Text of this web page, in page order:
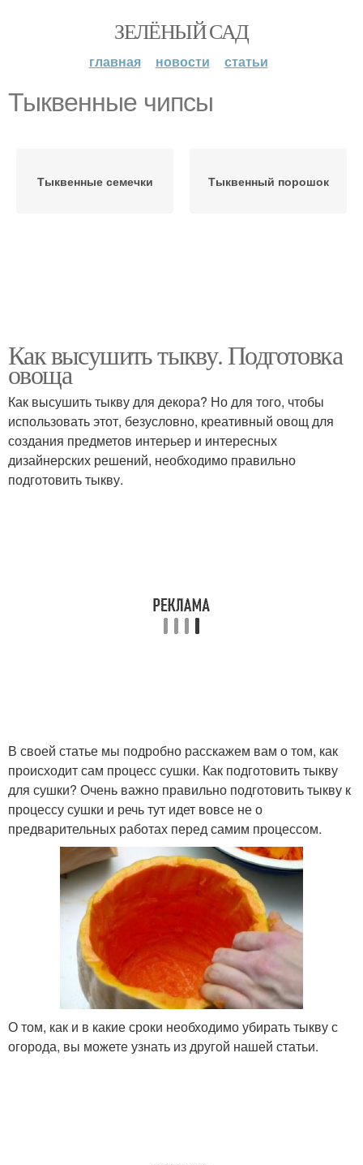
ЗЕЛЁНЫЙ САД
главная новости статьи
Тыквенные чипсы
Тыквенные семечки Тыквенный порошок
Как высушить тыкву. Подготовка
овоща
Как высушить тыкву для декора? Но для того, чтобы
использовать этот, безусловно, креативный овощ для
создания предметов интерьер и интересных
дизайнерских решений, необходимо правильно
подготовить тыкву.
В своей статье мы подробно расскажем вам о том, как
происходит сам процесс сушки. Как подготовить тыкву
для сушки? Очень важно правильно подготовить тыкву к
процессу сушки и речь тут идет вовсе не о
предварительных работах перед самим процессом.
О том, как и в какие сроки необходимо убирать тыкву с
огорода, вы можете узнать из другой нашей статьи.